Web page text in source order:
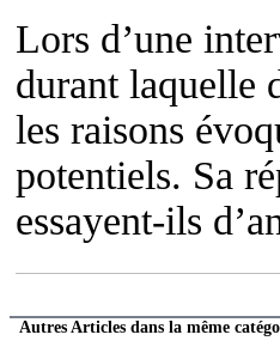
Lors d’une
durant laquelle
les raisons
potentiels. Sa
essayent-ils
Autres Articles dans la même